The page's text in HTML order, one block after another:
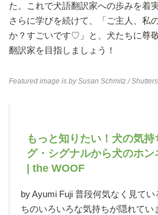
た。これで犬語翻訳家への歩みを着
さらに学びを続けて、「ご主人、私
か？すごいです♡」と、犬たちに尊
翻訳家を目指しましょう！
Featured image is bySusan Schmitz/
もっと知りたい！犬の気
グ・シグナルから犬のホン
| the WOOF
by Ayumi Fuji 普段何気なく見て
ちのいろいろな気持ちが隠れてい